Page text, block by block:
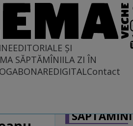
EDITORIALE ȘI
SĂPTĂMÎNIILA ZI ÎN
ABONAREDIGITALContact